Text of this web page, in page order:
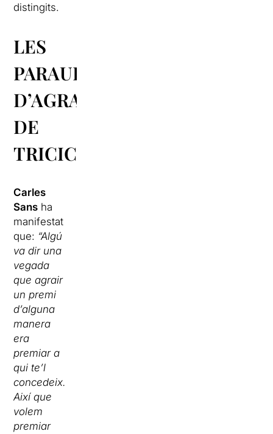
distingits.
LES
PARAULES
D’AGRAÏMENT
DE
TRICICLE
Carles
Sans ha
manifestat
que: “Algú
va dir una
vegada
que agrair
un premi
d’alguna
manera
era
premiar a
qui te’l
concedeix.
Així que
volem
premiar